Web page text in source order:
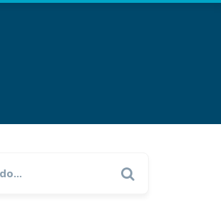
Search